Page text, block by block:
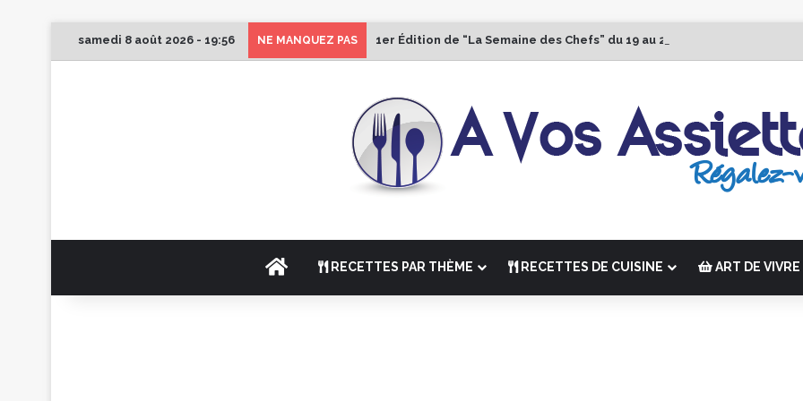
samedi 8 août 2026 - 19:56 NE MANQUEZ PAS 1er Édition de “La Semaine des Chefs” du 19 au 24 octobre 2026
ACCUEILRECETTES PAR THÈME RECETTES DE CUISINE ART DE VIVRE